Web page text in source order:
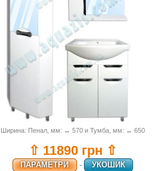
Ширина: Пенал, мм: ↔ 570 и Тумба, мм: ↔ 650
⇧ 11890 грн ⇧
ПАРАМЕТРИ - УКОШИК